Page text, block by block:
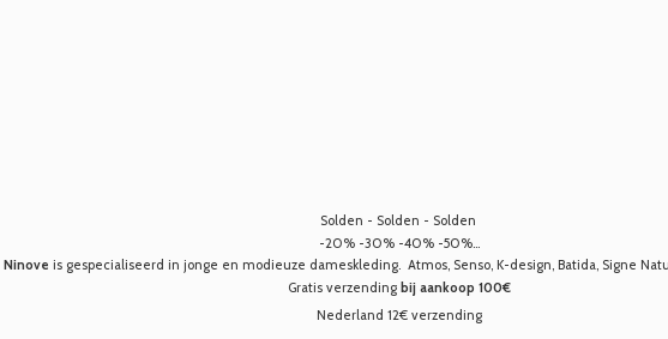
Solden - Solden - Solden
-20% -30% -40% -50%...
Ninove is gespecialiseerd in jonge en modieuze dameskleding. Atmos, Senso, K-design, Batida, Signe
Gratis verzending bij aankoop 100€
Nederland 12€ verzending